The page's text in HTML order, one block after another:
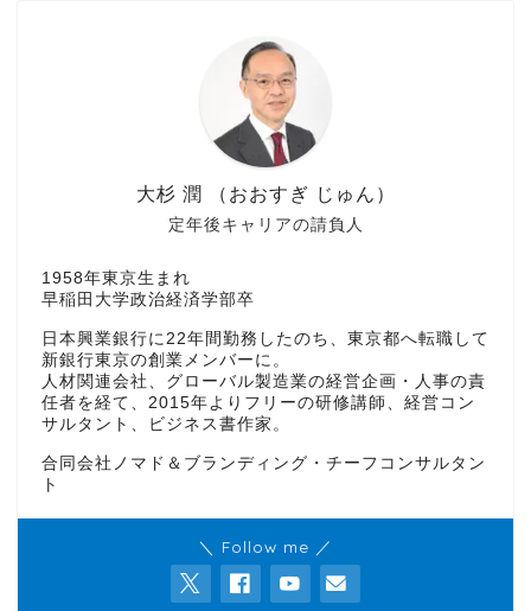
定年後キャリアの請負人
大杉 潤 （おおすぎ じゅん）
1958年東京生まれ
早稲田大学政治経済学部卒
日本興業銀行に22年間勤務したのち、東京都へ転職して
新銀行東京の創業メンバーに。
人材関連会社、グローバル製造業の経営企画・人事の責
任者を経て、2015年よりフリーの研修講師、経営コン
サルタント、ビジネス書作家。
合同会社ノマド＆ブランディング・チーフコンサルタン
ト
＼ Follow me ／